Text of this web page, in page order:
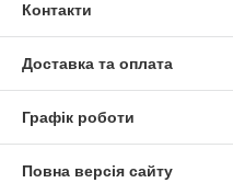
Контакти
Доставка та оплата
Графік роботи
Повна версія сайту